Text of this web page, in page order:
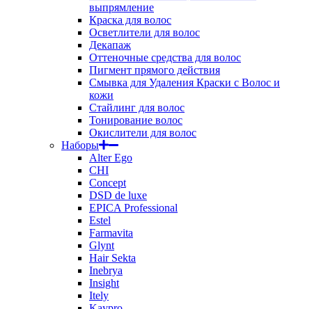
выпрямление
Краска для волос
Осветлители для волос
Декапаж
Оттеночные средства для волос
Пигмент прямого действия
Смывка для Удаления Краски с Волос и
кожи
Стайлинг для волос
Тонирование волос
Окислители для волос
Наборы
Alter Ego
CHI
Concept
DSD de luxe
EPICA Professional
Estel
Farmavita
Glynt
Hair Sekta
Inebrya
Insight
Itely